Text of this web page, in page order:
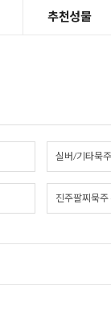
추천성물
실버/기타묵
진주팔찌묵